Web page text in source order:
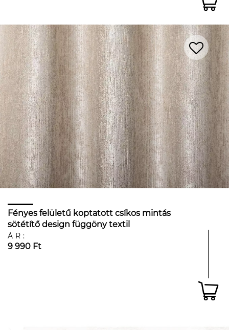
Fényes felületű koptatott csíkos mintás
sötétítő design függöny textil
ÁR:
9 990 Ft